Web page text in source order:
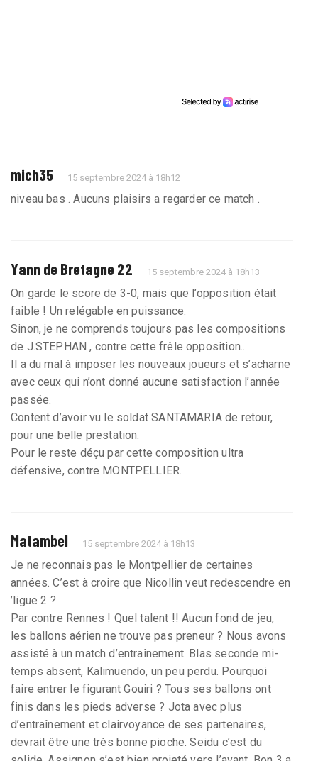
mich35 15 septembre 2024 à 18h12
niveau bas . Aucuns plaisirs a regarder ce match .
Yann de Bretagne 22 15 septembre 2024 à 18h13
On garde le score de 3-0, mais que l’opposition était
faible ! Un relégable en puissance.
Sinon, je ne comprends toujours pas les compositions
de J.STEPHAN , contre cette frêle opposition..
Il a du mal à imposer les nouveaux joueurs et s’acharne
avec ceux qui n’ont donné aucune satisfaction l’année
passée.
Content d’avoir vu le soldat SANTAMARIA de retour,
pour une belle prestation.
Pour le reste déçu par cette composition ultra
défensive, contre MONTPELLIER.
Matambel 15 septembre 2024 à 18h13
Je ne reconnais pas le Montpellier de certaines
années. C’est à croire que Nicollin veut redescendre en
’ligue 2 ?
Par contre Rennes ! Quel talent !! Aucun fond de jeu,
les ballons aérien ne trouve pas preneur ? Nous avons
assisté à un match d’entraînement. Blas seconde mi-
temps absent, Kalimuendo, un peu perdu. Pourquoi
faire entrer le figurant Gouiri ? Tous ses ballons ont
finis dans les pieds adverse ? Jota avec plus
d’entraînement et clairvoyance de ses partenaires,
devrait être une très bonne pioche. Seidu c’est du